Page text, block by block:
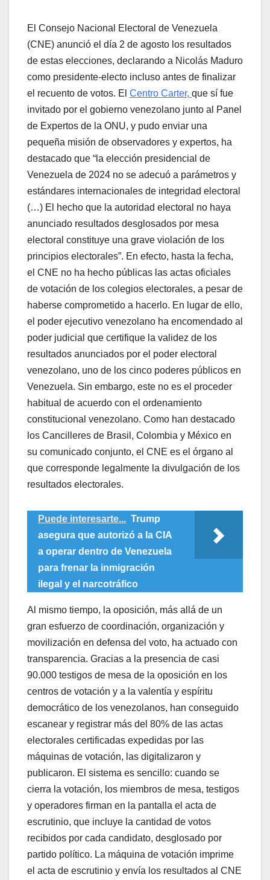
El Consejo Nacional Electoral de Venezuela
(CNE) anunció el día 2 de agosto los resultados
de estas elecciones, declarando a Nicolás Maduro
como presidente-electo incluso antes de finalizar
el recuento de votos. El Centro Carter, que sí fue
invitado por el gobierno venezolano junto al Panel
de Expertos de la ONU, y pudo enviar una
pequeña misión de observadores y expertos, ha
destacado que “la elección presidencial de
Venezuela de 2024 no se adecuó a parámetros y
estándares internacionales de integridad electoral
(…) El hecho que la autoridad electoral no haya
anunciado resultados desglosados por mesa
electoral constituye una grave violación de los
principios electorales”. En efecto, hasta la fecha,
el CNE no ha hecho públicas las actas oficiales
de votación de los colegios electorales, a pesar de
haberse comprometido a hacerlo. En lugar de ello,
el poder ejecutivo venezolano ha encomendado al
poder judicial que certifique la validez de los
resultados anunciados por el poder electoral
venezolano, uno de los cinco poderes públicos en
Venezuela. Sin embargo, este no es el proceder
habitual de acuerdo con el ordenamiento
constitucional venezolano. Como han destacado
los Cancilleres de Brasil, Colombia y México en
su comunicado conjunto, el CNE es el órgano al
que corresponde legalmente la divulgación de los
resultados electorales.
Puede interesarte... Trump
asegura que autorizó a la CIA
a operar dentro de Venezuela
para frenar la inmigración
ilegal y el narcotráfico
Al mismo tiempo, la oposición, más allá de un
gran esfuerzo de coordinación, organización y
movilización en defensa del voto, ha actuado con
transparencia. Gracias a la presencia de casi
90.000 testigos de mesa de la oposición en los
centros de votación y a la valentía y espíritu
democrático de los venezolanos, han conseguido
escanear y registrar más del 80% de las actas
electorales certificadas expedidas por las
máquinas de votación, las digitalizaron y
publicaron. El sistema es sencillo: cuando se
cierra la votación, los miembros de mesa, testigos
y operadores firman en la pantalla el acta de
escrutinio, que incluye la cantidad de votos
recibidos por cada candidato, desglosado por
partido político. La máquina de votación imprime
el acta de escrutinio y envía los resultados al CNE